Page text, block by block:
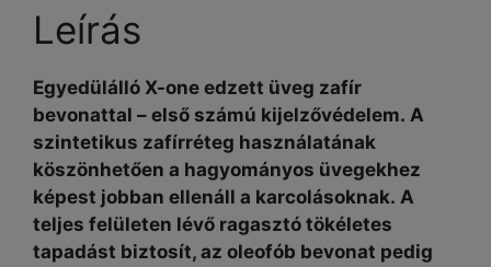
-
iPhone
Pro
készülékhez
mennyiség
Leírás
Egyedülálló X-one edzett üveg zafír
bevonattal – első számú kijelzővédelem. A
szintetikus zafírréteg használatának
köszönhetően a hagyományos üvegekhez
képest jobban ellenáll a karcolásoknak. A
teljes felületen lévő ragasztó tökéletes
tapadást biztosít, az oleofób bevonat pedig